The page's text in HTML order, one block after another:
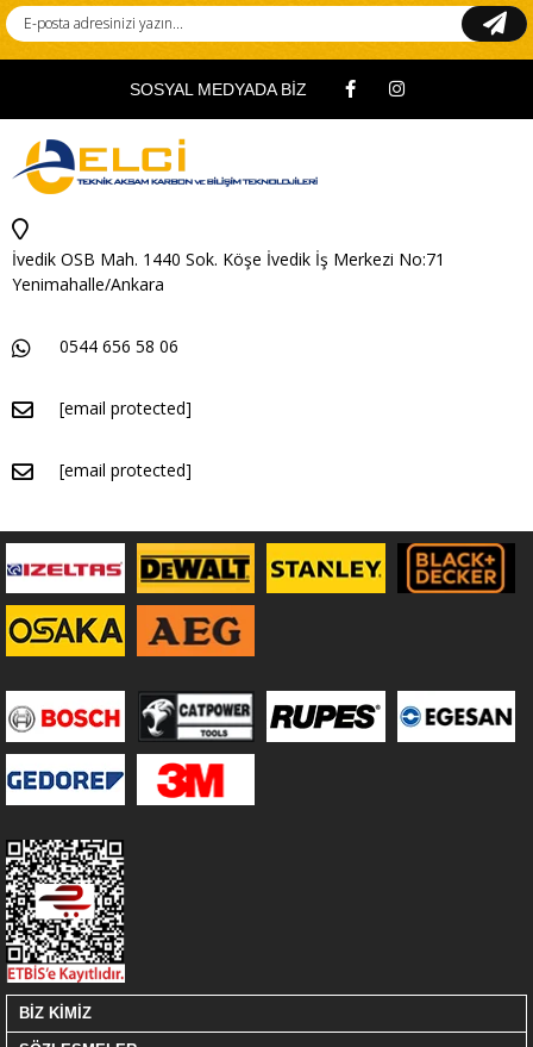
SOSYAL MEDYADA BİZ
İvedik OSB Mah. 1440 Sok. Köşe İvedik İş Merkezi No:71
Yenimahalle/Ankara
0544 656 58 06
[email protected]
[email protected]
BİZ KİMİZ